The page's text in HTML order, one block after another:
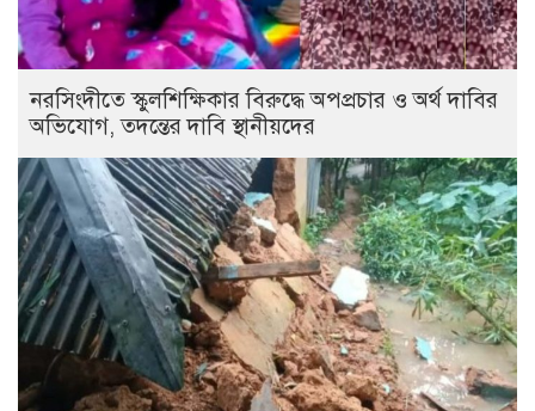
নরসিংদীতে স্কুলশিক্ষিকার বিরুদ্ধে অপপ্রচার ও অর্থ দাবির
অভিযোগ, তদন্তের দাবি স্থানীয়দের